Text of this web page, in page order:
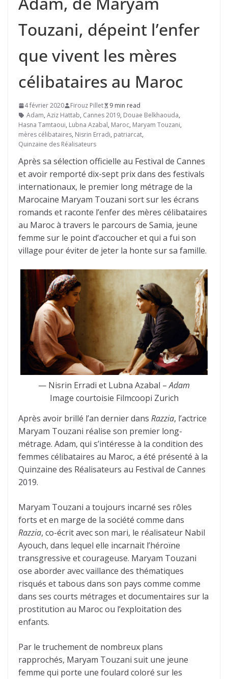
Touzani, dépeint l’enfer
que vivent les mères
célibataires au Maroc
4 février 2020 Firouz Pillet
9 min read
Adam, Aziz Hattab, Cannes 2019, Douae Belkhaouda,
Hasna Tamtaoui, Lubna Azabal, Maroc, Maryam Touzani,
mères célibataires, Nisrin Erradi, patriarcat,
Quinzaine des Réalisateurs
Après sa sélection officielle au Festival de Cannes
et avoir remporté dix-sept prix dans des festivals
internationaux, le premier long métrage de la
Marocaine Maryam Touzani sort sur les écrans
romands et raconte l’enfer des mères célibataires
au Maroc à travers le parcours de Samia, jeune
femme sur le point d’accoucher et qui a fui son
village pour éviter de jeter la honte sur sa famille.
— Nisrin Erradi et Lubna Azabal –Adam
Image courtoisie Filmcoopi Zurich
Après avoir brillé l’an dernier dans Razzia, l’actrice
Maryam Touzani réalise son premier long-
métrage. Adam, qui s’intéresse à la condition des
femmes célibataires au Maroc, a été présenté à la
Quinzaine des Réalisateurs au Festival de Cannes
2019.
Maryam Touzani a toujours incarné ses rôles
forts et en marge de la société comme dans
Razzia, co-écrit avec son mari, le réalisateur Nabil
Ayouch, dans lequel elle incarnait l’héroïne
transgressive et courageuse. Maryam Touzani
ose aborder avec vaillance des thématiques
risqués et tabous dans son pays comme comme
dans ses courts métrages et documentaires sur la
prostitution au Maroc ou l’exploitation des
enfants.
Par le truchement de nombreux plans
rapprochés, Maryam Touzani suit une jeune
femme qui porte une foulard coloré sur les